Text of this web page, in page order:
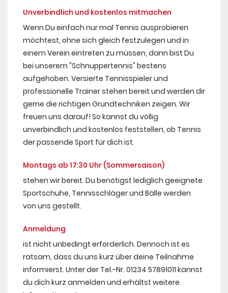
Unverbindlich und kostenlos mitmachen
Wenn Du einfach nur mal Tennis ausprobieren
möchtest, ohne sich gleich festzulegen und in
einem Verein eintreten zu müssen, dann bist Du
bei unserem "Schnuppertennis" bestens
aufgehoben. Versierte Tennisspieler und
professionelle Trainer stehen bereit und werden dir
gerne die richtigen Grundtechniken zeigen. Wir
freuen uns darauf! So kannst du völlig
unverbindlich und kostenlos feststellen, ob Tennis
der passende Sport für dich ist.
Montags ab 17:30 Uhr (Sommersaison)
stehen wir bereit. Du benötigst lediglich geeignete
Sportschuhe, Tennisschläger und Bälle werden
von uns gestellt.
Anmeldung
ist nicht unbedingt erforderlich. Dennoch ist es
ratsam, dass du uns kurz über deine Teilnahme
informierst. Unter der Tel.-Nr. 01234 57891011 kannst
du dich kurz anmelden und erhältst weitere